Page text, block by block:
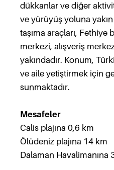
dükkanlar ve diğer
ve yürüyüş yoluna
taşıma araçları, Fethiye
merkezi, alışveriş
yakındadır. Konum,
ve aile yetiştirmek için
sunmaktadır.
Mesafeler
Calis plajına 0,6 km
Ölüdeniz plajına 14 km
Dalaman Havalimanına